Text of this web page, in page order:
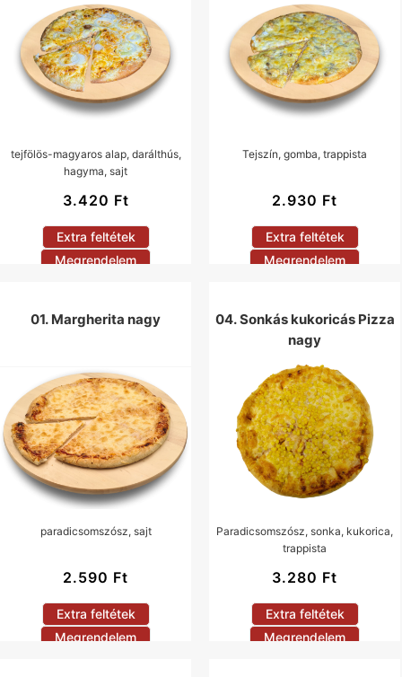
tejfölös-magyaros alap, darálthús,
hagyma, sajt
3.420 Ft
Extra feltétek
Megrendelem
Tejszín, gomba, trappista
2.930 Ft
Extra feltétek
Megrendelem
01. Margherita nagy
paradicsomszósz, sajt
2.590 Ft
Extra feltétek
Megrendelem
04. Sonkás kukoricás Pizza
nagy
Paradicsomszósz, sonka, kukorica,
trappista
3.280 Ft
Extra feltétek
Megrendelem